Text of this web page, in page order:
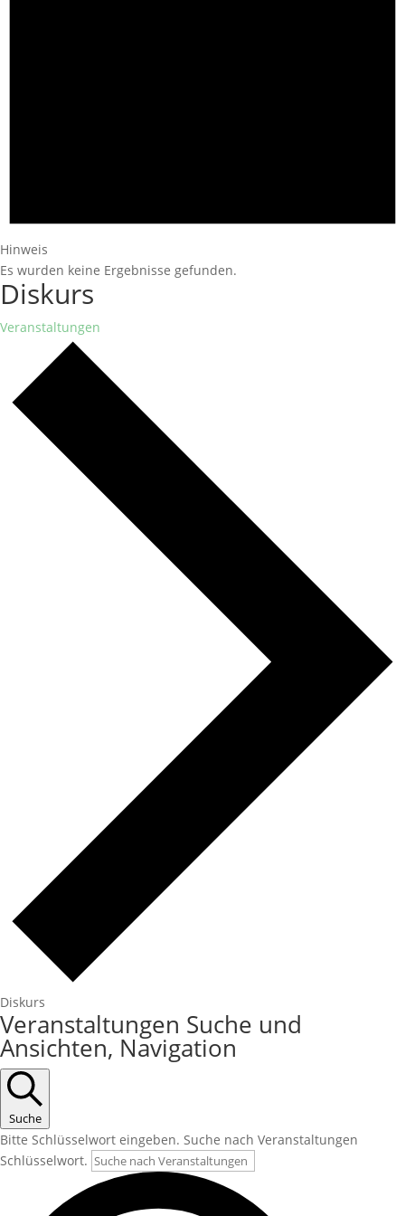
Hinweis
Es wurden keine Ergebnisse gefunden.
Diskurs
Veranstaltungen
Diskurs
Veranstaltungen Suche und
Ansichten, Navigation
Suche
Bitte Schlüsselwort eingeben. Suche nach Veranstaltungen
Schlüsselwort.